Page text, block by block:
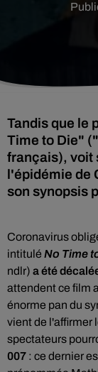
Tandis que le
Time to Die"
français), voit
l'épidémie de
son synopsis
Coronavirus
intitulé No Time
ndlr) aété
attendent ce film
énorme pan du
vient de l'affirmer
spectateurs
007 : ce dernier